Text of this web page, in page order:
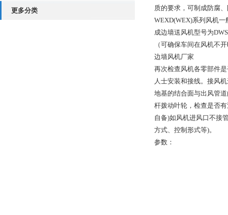
更多分类
质的要求，可制成防腐
WEXD(WEX)系列风机
成边墙送风机型号为
（可确保车间在风机不
边墙风机厂家
再次检查风机各零部件
人士安装和接线。接风
地基的结合面与出风管
杆拨动叶轮，检查是否
自备)如风机进风口不接
方式、控制形式等)。
参数：